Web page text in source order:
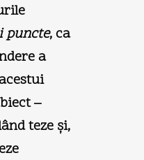
puncte, ca
a
–
teze şi,